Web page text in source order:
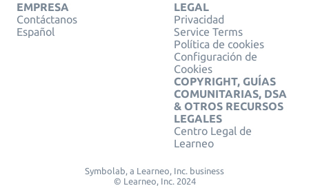
EMPRESA
Contáctanos
Español
LEGAL
Privacidad
Service Terms
Política de cookies
Configuración de
Cookies
COPYRIGHT, GUÍAS
COMUNITARIAS, DSA
& OTROS RECURSOS
LEGALES
Centro Legal de
Learneo
Symbolab, a Learneo, Inc. business
© Learneo, Inc. 2024